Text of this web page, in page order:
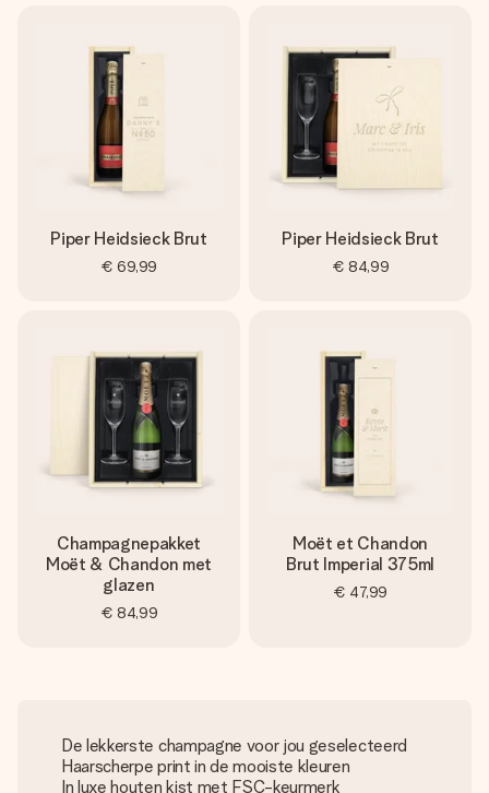
Piper Heidsieck Brut
€ 69,99
Piper Heidsieck Brut
€ 84,99
Champagnepakket
Moët & Chandon met
glazen
€ 84,99
Moët et Chandon
Brut Imperial 375ml
€ 47,99
De lekkerste champagne voor jou geselecteerd
Haarscherpe print in de mooiste kleuren
In luxe houten kist met FSC-keurmerk